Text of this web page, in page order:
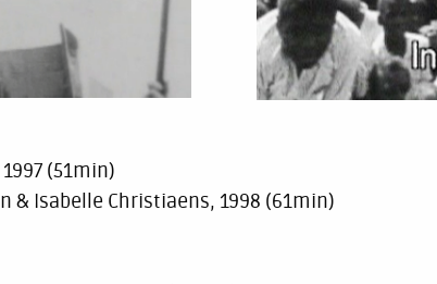
(51min)
& Isabelle Christiaens, 1998 (61min)